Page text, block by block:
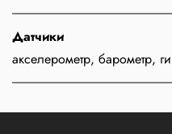
Датчики
акселерометр, барометр,